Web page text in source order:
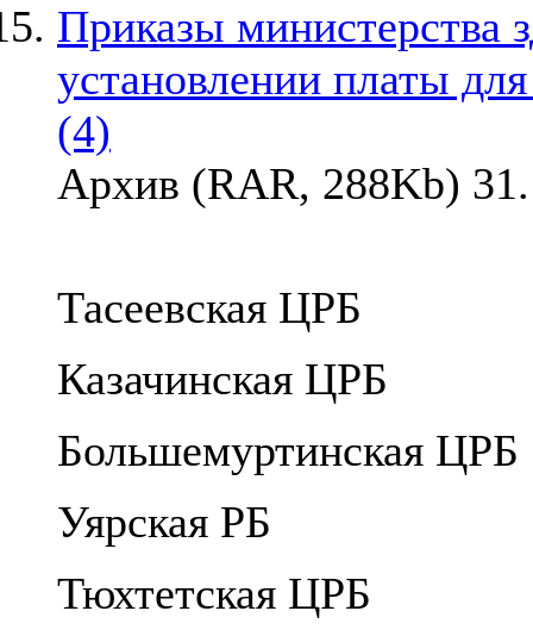
Приказы министерства
установлении платы
(4)
Архив (RAR, 288Kb)
Тасеевская ЦРБ
Казачинская ЦРБ
Большемуртинская ЦРБ
Уярская РБ
Тюхтетская ЦРБ